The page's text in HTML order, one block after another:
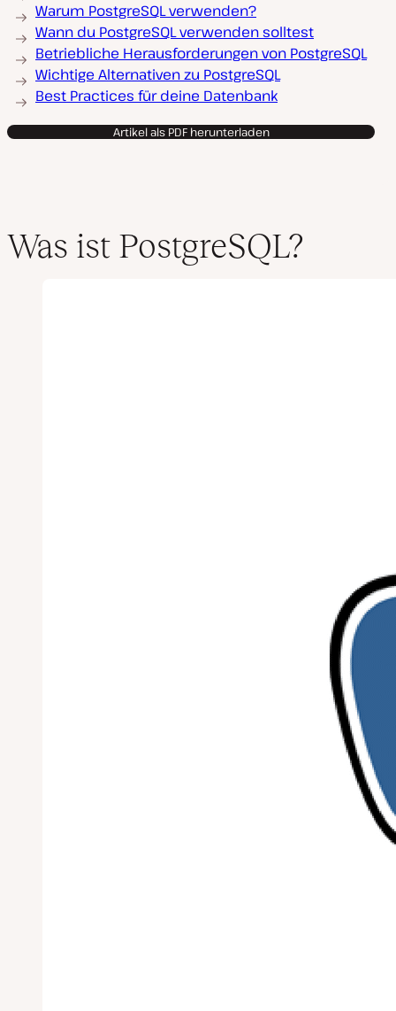
Warum PostgreSQL verwenden?
Wann du PostgreSQL verwenden solltest
Betriebliche Herausforderungen von PostgreSQL
Wichtige Alternativen zu PostgreSQL
Best Practices für deine Datenbank
Artikel als PDF herunterladen
Was ist PostgreSQL?